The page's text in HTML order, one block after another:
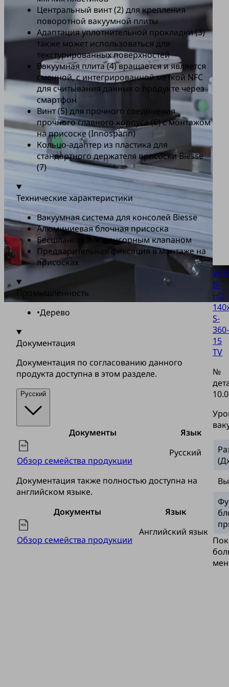
Центральный винт (2) для крепления
поворотной вакуумной плиты
Адаптация уплотнительной прокладки (3)
также может использоваться для
текстурированных поверхностей
Вакуумная плита (4) вращается и является
сменной, с интегрированной меткой NFC
для считывания данных о продукте через
смартфон
Винт (5) для прочного соединения
прочного главного корпуса (6) с монтажом
на присоске (Innospann)
Кольцо-адаптер из пластика для
стандартного держателя присоски Biesse
(7)
Технические характеристики
Вакуумная система для консолей Biesse
Алюминиевая блочная присоска
Бесшланговые с сенсорным клапаном
Предварительная фиксация в монтаже на
присосках
Промышленность
•Дерево
Документация
Документация по согласованию данного
продукта доступна в этом разделе.
Русский
Документы Язык
Обзор семейства продукции
Русский
Документация также полностью доступна на
английском языке.
Документы
Язык
Обзор семейства продукции
Английский язык
B-
HD
S-
360-
15
TV
№